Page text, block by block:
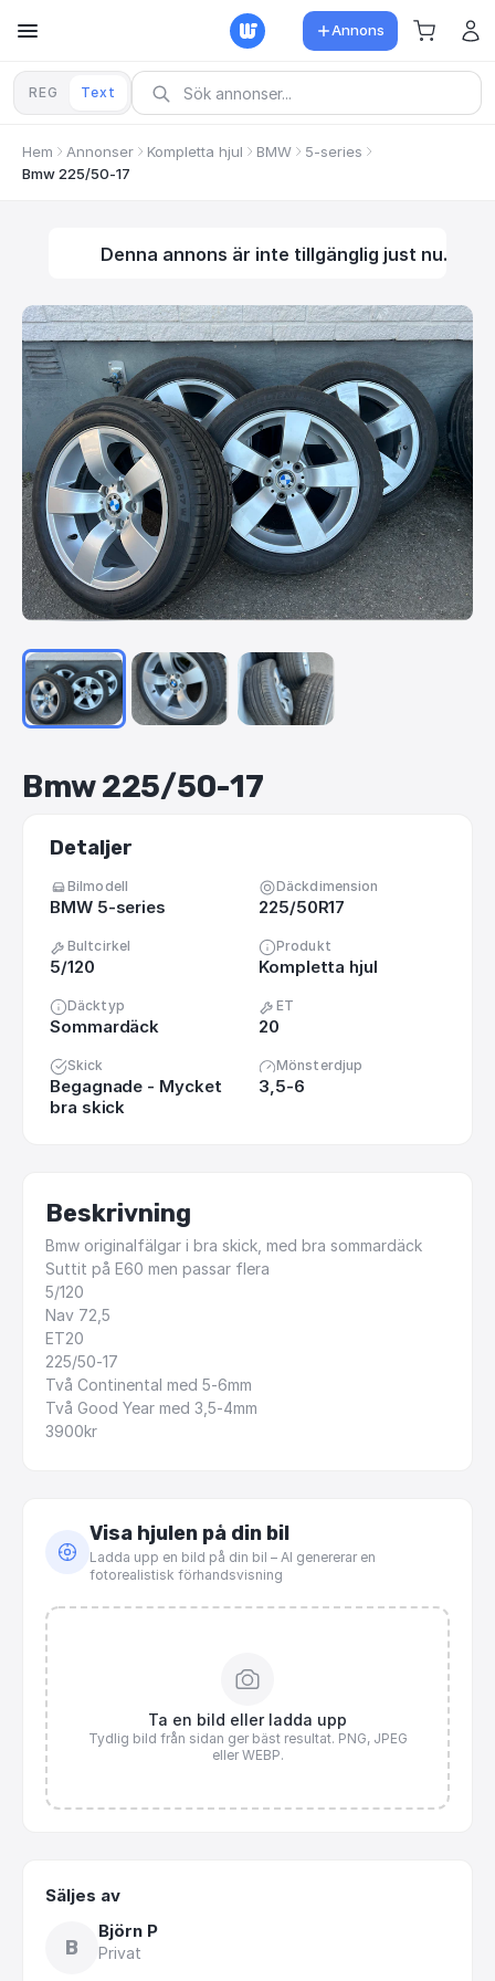
Annons
REG Text
Hem Annonser Kompletta hjul BMW
5-series
Bmw 225/50-17
Denna annons är inte tillgänglig just nu.
Bmw 225​/​50-17
Detaljer
Bilmodell
BMW 5-series
Däckdimension
225/50R17
Bultcirkel
5/120
Produkt
Kompletta hjul
Däcktyp
Sommardäck
ET
20
Skick
Begagnade - Mycket
bra skick
Mönsterdjup
3,5-6
Beskrivning
Bmw originalfälgar i bra skick, med bra sommardäck
Suttit på E60 men passar flera
5​/​120
Nav 72,5
ET20
225​/​50-17
Två Continental med 5-6mm
Två Good Year med 3,5-4mm
3900kr
Visa hjulen på din bil
Ladda upp en bild på din bil – AI genererar en
fotorealistisk förhandsvisning
Ta en bild eller ladda upp
Tydlig bild från sidan ger bäst resultat. PNG, JPEG
eller WEBP.
Säljes av
B
Björn P
Privat